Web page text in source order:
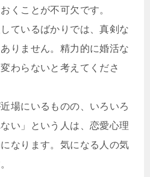
くことが不可欠です。
ているばかりでは、真剣な
りません。精力的に婚活な
わらないと考えてくださ
場にいるものの、いろいろ
い」という人は、恋愛心理
なります。気になる人の気